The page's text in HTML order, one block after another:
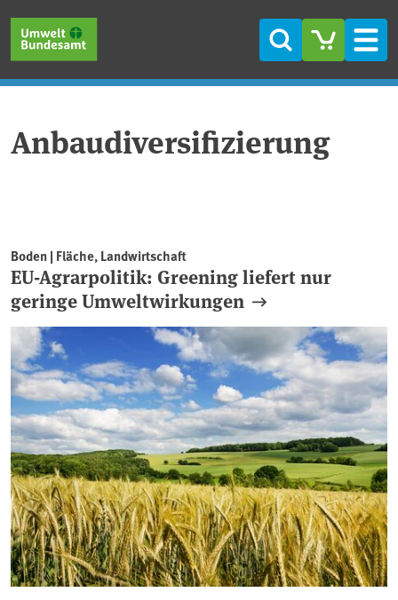
Suche
Anbaudiversifizierung
Boden | Fläche, Landwirtschaft
EU-Agrarpolitik: Greening liefert nur
geringe Umweltwirkungen